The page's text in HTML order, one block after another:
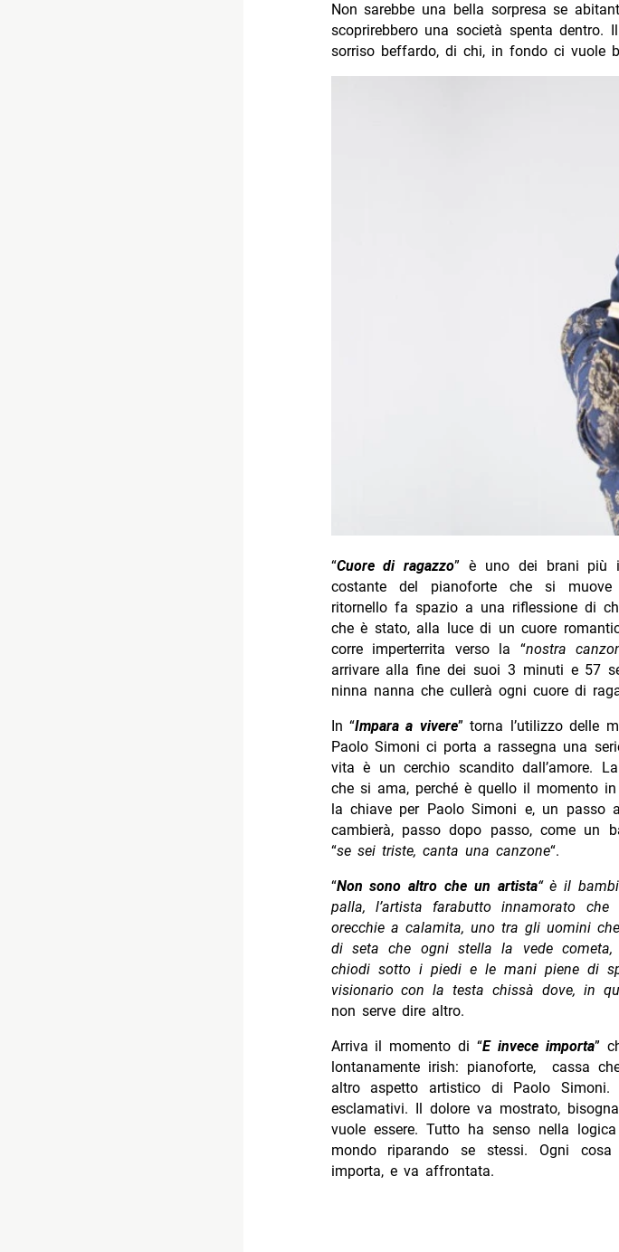
Non sarebbe una bella sorpresa se
scoprirebbero una società spenta
sorriso beffardo, di chi, in fondo ci vuole
“Cuore di ragazzo” è uno dei brani più
costante del pianoforte che si muove
ritornello fa spazio a una riflessione di
che è stato, alla luce di un cuore
corre imperterrita verso la “nostra
arrivare alla fine dei suoi 3 minuti e 57
ninna nanna che cullerà ogni cuore di
In “Impara a vivere” torna l’utilizzo delle
Paolo Simoni ci porta a rassegna una
vita è un cerchio scandito dall’amore.
che si ama, perché è quello il momento
la chiave per Paolo Simoni e, un passo
cambierà, passo dopo passo, come un
“se sei triste, canta una canzone“.
“Non sono altro che un artista“ è il
palla, l’artista farabutto innamorato
orecchie a calamita, uno tra gli uomini
di seta che ogni stella la vede
chiodi sotto i piedi e le mani piene di
visionario con la testa chissà dove, in
non serve dire altro.
Arriva il momento di “E invece importa”
lontanamente irish: pianoforte, cassa
altro aspetto artistico di Paolo
esclamativi. Il dolore va mostrato,
vuole essere. Tutto ha senso nella
mondo riparando se stessi. Ogni
importa, e va affrontata.